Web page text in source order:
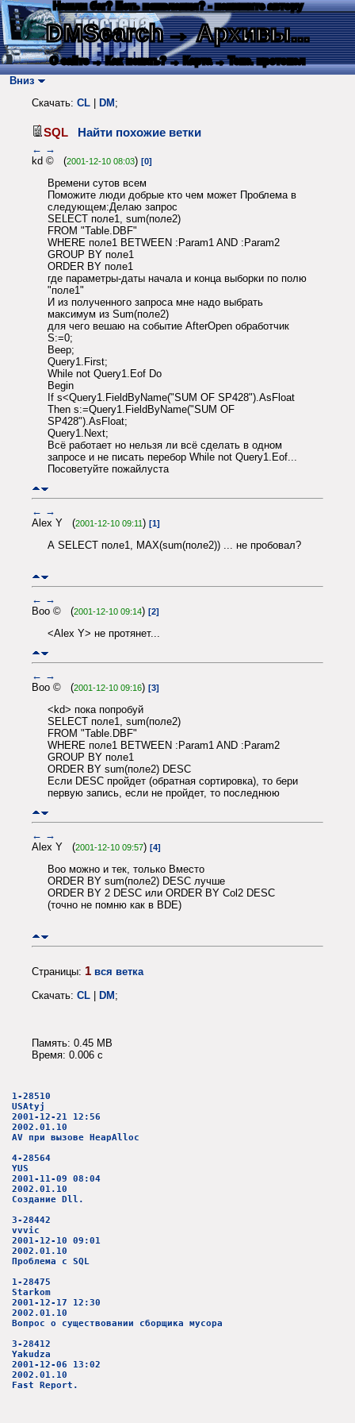
Нашли баг? Есть пожелания? - напишите автору
DMSearch→ Архивы...
О сайте → Как искать? → Карта → Текс. протокол
Вниз
Скачать: CL DM ;
SQL Найти похожие ветки
← →
kd © (2001-12-10 08:03) [0]
Времени сутов всем
Поможите люди добрые кто чем может Проблема в
следующем:Делаю запрос
SELECT поле1, sum(поле2)
FROM "Table.DBF"
WHERE поле1 BETWEEN :Param1 AND :Pаram2
GROUP BY поле1
ORDER BY поле1
где параметры-даты начала и конца выборки по полю
"поле1"
И из полученного запроса мне надо выбрать
максимум из Sum(поле2)
для чего вешаю на событие AfterOpen обработчик
S:=0;
Beep;
Query1.First;
While not Query1.Eof Do
Begin
If s<Query1.FieldByName("SUM OF SP428").AsFloat
Then s:=Query1.FieldByName("SUM OF
SP428").AsFloat;
Query1.Next;
Всё работает но нельзя ли всё сделать в одном
запросе и не писать перебор While not Query1.Eof...
Посоветуйте пожайлуста
← →
Alex Y (2001-12-10 09:11) [1]
А SELECT поле1, MAX(sum(поле2)) ... не пробовал?
← →
Boo © (2001-12-10 09:14) [2]
<Alex Y> не протянет...
← →
Boo © (2001-12-10 09:16) [3]
<kd> пока попробуй
SELECT поле1, sum(поле2)
FROM "Table.DBF"
WHERE поле1 BETWEEN :Param1 AND :Pаram2
GROUP BY поле1
ORDER BY sum(поле2) DESC
Если DESC пройдет (обратная сортировка), то бери
первую запись, если не пройдет, то последнюю
← →
Alex Y (2001-12-10 09:57) [4]
Boo можно и тек, только Вместо
ORDER BY sum(поле2) DESC лучше
ORDER BY 2 DESC или ORDER BY Col2 DESC
(точно не помню как в BDE)
Страницы: 1 вся ветка
Скачать: CL | DM;
Память: 0.45 MB
Время: 0.006 c
1-28510
USAtyj
2001-12-21 12:56
2002.01.10
AV при вызове HeapAlloc
4-28564
YUS
2001-11-09 08:04
2002.01.10
Создание Dll.
3-28442
vvvic
2001-12-10 09:01
2002.01.10
Проблема с SQL
1-28475
Starkom
2001-12-17 12:30
2002.01.10
Вопрос о существовании сборщика мусора
3-28412
Yakudza
2001-12-06 13:02
2002.01.10
Fast Report.